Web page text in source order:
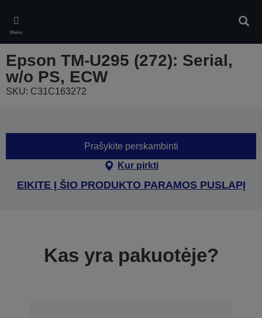
main
content
Meniu
Epson TM-U295 (272): Serial,
w/o PS, ECW
SKU: C31C163272
Prašykite perskambinti
Kur pirkti
EIKITE Į ŠIO PRODUKTO PARAMOS PUSLAPĮ
Kas yra pakuotėje?